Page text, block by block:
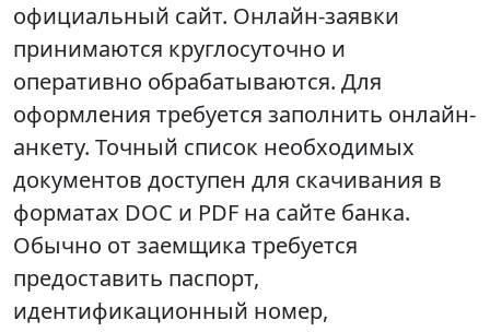
официальный сайт. Онлайн-заявки
принимаются круглосуточно и
оперативно обрабатываются. Для
оформления требуется заполнить онлайн-
анкету. Точный список необходимых
документов доступен для скачивания в
форматах DOC и PDF на сайте банка.
Обычно от заемщика требуется
предоставить паспорт,
идентификационный номер,